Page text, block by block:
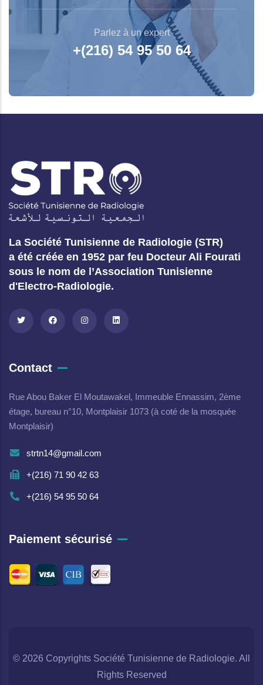
Parlez à un expert
+(216) 54 95 50 64
La Société Tunisienne de Radiologie (STR)
a été créée en 1952 par feu Docteur Ali Fourati
sous le nom de l’Association Tunisienne
d'Electro-Radiologie.
Contact
Rue Abou Baker El Moutawakel, Immeuble Ennassim, 2ème
étage, bureau n°10, Montplaisir 1073 (à coté de la mosquée
Montplaisir)
strtn14@gmail.com
+(216) 71 90 42 63
+(216) 54 95 50 64
Paiement sécurisé
© 2026 Copyrights Société Tunisienne de Radiologie. All
Rights Reserved